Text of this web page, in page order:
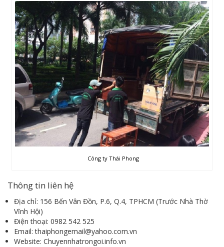
Công ty Thái Phong
Thông tin liên hệ
Địa chỉ: 156 Bến Vân Đồn, P.6, Q.4, TPHCM (Trước Nhà Thờ
Vĩnh Hội)
Điện thoại: 0982 542 525
Email: thaiphongemail@yahoo.com.vn
Website: Chuyennhatrongoi.info.vn